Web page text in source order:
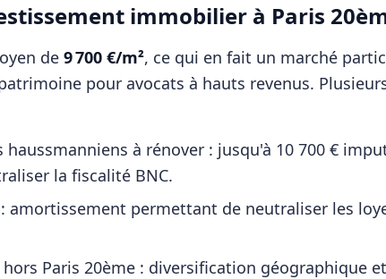
immobilier à Paris
de 9 700 €/m², ce qui en fait un marché
pour avocats à hauts revenus.
haussmanniens à rénover : jusqu'à 10 700 €
la fiscalité BNC.
: amortissement permettant de neutraliser les
Paris 20ème : diversification géographique